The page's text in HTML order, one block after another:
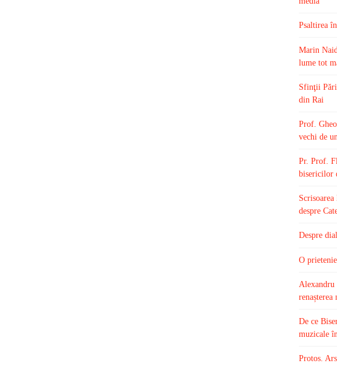
Psaltirea
Marin
lume tot
Sfinţii
din Rai
Prof.
vechi de
Pr. Prof.
bisericilor
despre
Despre
O
Alexandru
renașterea
De ce
muzicale
Protos.